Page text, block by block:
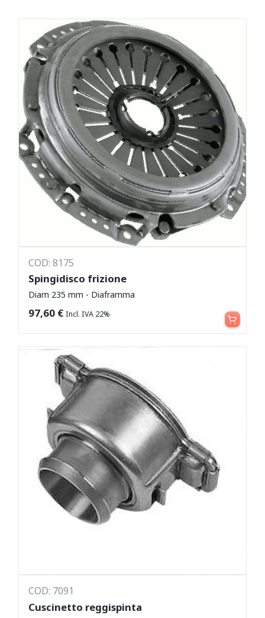
COD: 8175
Spingidisco frizione
Diam 235 mm - Diaframma
97,60 € Incl. IVA 22% Aggiungi al carrello
COD: 7091
Cuscinetto reggispinta